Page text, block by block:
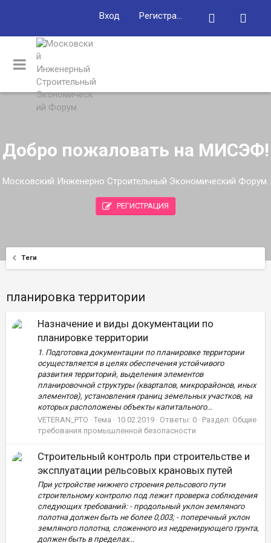
Вход Регистрация
Добро пожаловать на МИСЭФ!
Московский Инженерно Строительный Экономический Форум.
РЕГИСТРАЦИЯ
Теги
планировка территории
Назначение и виды документации по
планировке территории
1. Подготовка документации по планировке территории
осуществляется в целях обеспечения устойчивого
развития территорий, выделения элементов
планировочной структуры (кварталов, микрорайонов, иных
элементов), установления границ земельных участков, на
которых расположены объекты капитального...
VETERAN_PTO
Тема 10.02.2019 Ответы: 0 Раздел: Общие
требования промышленной безопасности
Строительный контроль при строительстве и
эксплуатации рельсовых крановых путей
При устройстве нижнего строения рельсового пути
строительному контролю под лежит проверка соблюдения
следующих требований: - продольный уклон земляного
полотна должен быть не более 0,003; - поперечный уклон
земляного полотна, сложенного из недренирующего грунта,
должен быть в пределах...